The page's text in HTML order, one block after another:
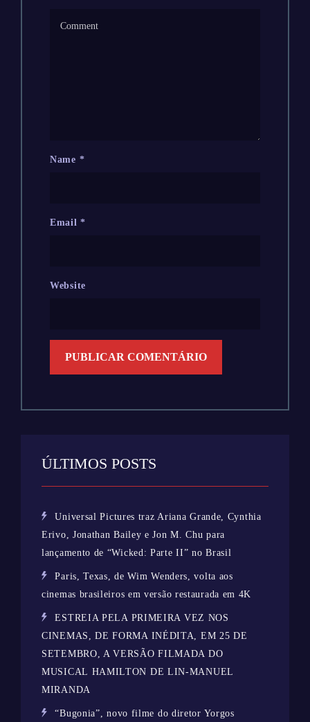
Name *
Email*
Website
ÚLTIMOS POSTS
Universal Pictures traz Ariana Grande, Cynthia
Erivo, Jonathan Bailey e Jon M. Chu para
lançamento de “Wicked: Parte II” no Brasil
Paris, Texas, de Wim Wenders, volta aos
cinemas brasileiros em versão restaurada em 4K
ESTREIA PELA PRIMEIRA VEZ NOS
CINEMAS, DE FORMA INÉDITA, EM 25 DE
SETEMBRO, A VERSÃO FILMADA DO
MUSICAL HAMILTON DE LIN-MANUEL
MIRANDA
“Bugonia”, novo filme do diretor Yorgos